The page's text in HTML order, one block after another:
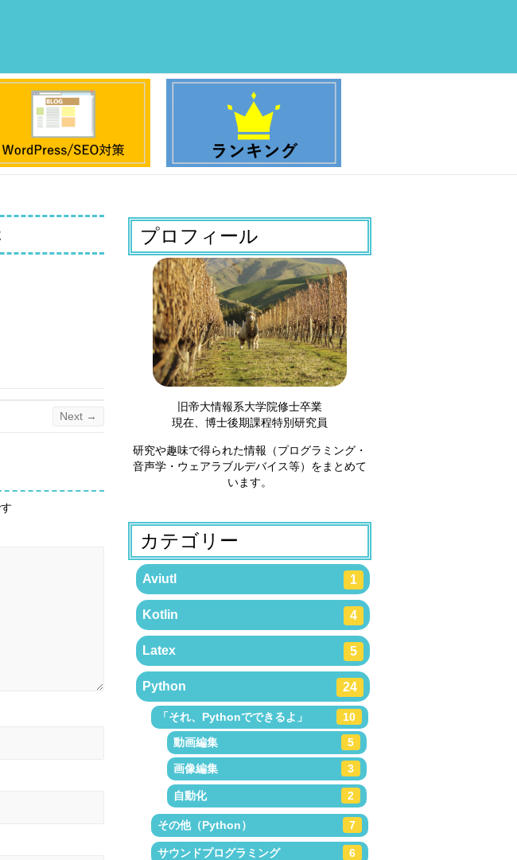
Next →
プロフィール
旧帝大情報系大学院修士卒業
現在、博士後期課程特別研究員
研究や趣味で得られた情報（プログラミング・
音声学・ウェアラブルデバイス等）をまとめて
います。
カテゴリー
Aviutl 1
Kotlin 4
Latex 5
Python 24
「それ、Pythonでできるよ」
10
動画編集
5
画像編集 3
自動化 2
その他（Python） 7
サウンドプログラミング 6